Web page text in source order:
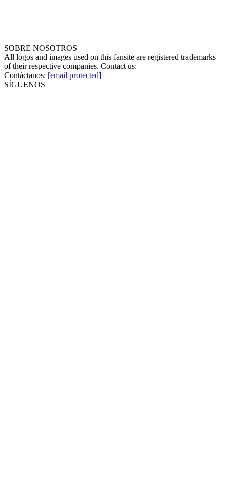
SOBRE NOSOTROS
All logos and images used on this fansite are registered trademarks
of their respective companies. Contact us:
Contáctanos: [email protected]
SÍGUENOS